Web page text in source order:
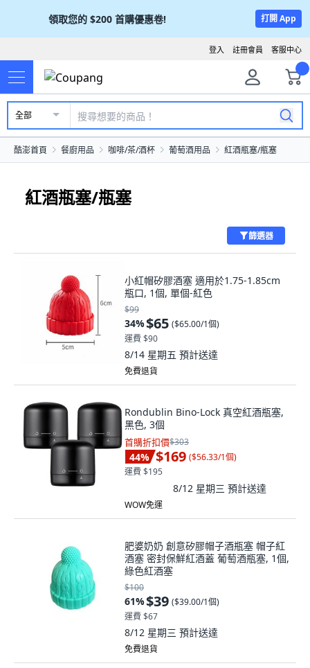
領取您的 $200 首購優惠卷! 打開 App
客服中心
註冊會員
登入
全部
酷澎首頁 餐廚用品 咖啡/茶/酒杯 葡萄酒用品 紅酒瓶塞/瓶塞
紅酒瓶塞/瓶塞
篩選器
小紅帽矽膠酒塞 適用於1.75-1.85cm
瓶口, 1個, 單個-紅色
$99
34%$65 ($65.00/1個)
運費 $90
8/14 星期五 預計送達
免費退貨
Rondublin Bino-Lock 真空紅酒瓶塞,
黑色, 3個
首購折扣價$303
44% $169 ($56.33/1個)
運費 $195
8/12 星期三 預計送達
WOW免運
肥婆奶奶 創意矽膠帽子酒瓶塞 帽子紅
酒塞 密封保鮮紅酒蓋 葡萄酒瓶塞, 1個,
綠色紅酒塞
$100
61%$39 ($39.00/1個)
運費 $67
8/12 星期三 預計送達
免費退貨